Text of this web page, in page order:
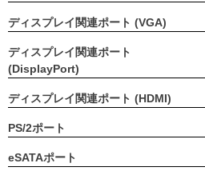
ディスプレイ関連ポート (VGA)
ディスプレイ関連ポート
(DisplayPort)
ディスプレイ関連ポート (HDMI)
PS/2ポート
eSATAポート